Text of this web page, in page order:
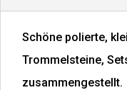
Schöne polierte,
Trommelsteine,
zusammengestellt.